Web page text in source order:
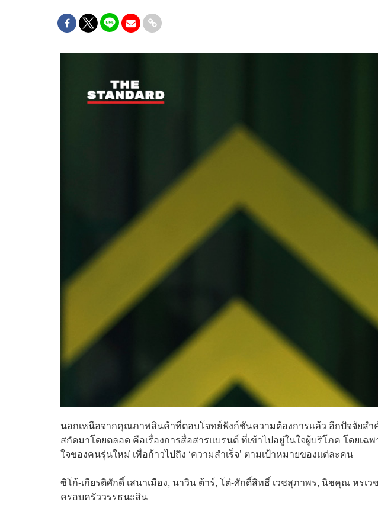
นอกเหนือจากคุณภาพสินค้าที่ตอบโจทย์ฟังก์ชันความต้องการแล้ว อีกปัจจัยสำ
สกัดมาโดยตลอด คือเรื่องการสื่อสารแบรนด์ ที่เข้าไปอยู่ในใจผู้บริโภค โดยเฉ
ใจของคนรุ่นใหม่ เพื่อก้าวไปถึง ‘ความสำเร็จ’ ตามเป้าหมายของแต่ละคน
ซิโก้-เกียรติศักดิ์ เสนาเมือง, นาวิน ต้าร์, โต๋-ศักดิ์สิทธิ์ เวชสุภาพร, นิชคุณ หร
ครอบครัววรรธนะสิน